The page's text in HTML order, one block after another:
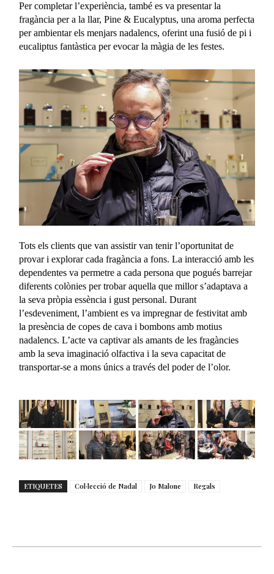
Per completar l’experiència, també es va presentar la
fragància per a la llar, Pine & Eucalyptus, una aroma perfecta
per ambientar els menjars nadalencs, oferint una fusió de pi i
eucaliptus fantàstica per evocar la màgia de les festes.
Tots els clients que van assistir van tenir l’oportunitat de
provar i explorar cada fragància a fons. La interacció amb les
dependentes va permetre a cada persona que pogués barrejar
diferents colònies per trobar aquella que millor s’adaptava a
la seva pròpia essència i gust personal. Durant
l’esdeveniment, l’ambient es va impregnar de festivitat amb
la presència de copes de cava i bombons amb motius
nadalencs. L’acte va captivar als amants de les fragàncies
amb la seva imaginació olfactiva i la seva capacitat de
transportar-se a mons únics a través del poder de l’olor.
ETIQUETES Col·lecció de Nadal Jo Malone Regals